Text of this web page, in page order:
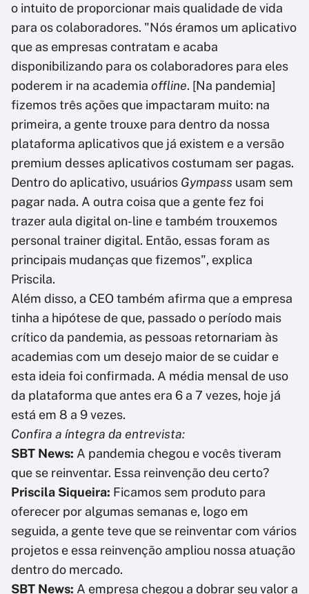
o intuito de proporcionar mais qualidade de vida
para os colaboradores. "Nós éramos um aplicativo
que as empresas contratam e acaba
disponibilizando para os colaboradores para eles
poderem ir na academia offline. [Na pandemia]
fizemos três ações que impactaram muito: na
primeira, a gente trouxe para dentro da nossa
plataforma aplicativos que já existem e a versão
premium desses aplicativos costumam ser pagas.
Dentro do aplicativo, usuários Gympass usam sem
pagar nada. A outra coisa que a gente fez foi
trazer aula digital on-line e também trouxemos
personal trainer digital. Então, essas foram as
principais mudanças que fizemos", explica
Priscila.
Além disso, a CEO também afirma que a empresa
tinha a hipótese de que, passado o período mais
crítico da pandemia, as pessoas retornariam às
academias com um desejo maior de se cuidar e
esta ideia foi confirmada. A média mensal de uso
da plataforma que antes era 6 a 7 vezes, hoje já
está em 8 a 9 vezes.
Confira a íntegra da entrevista:
SBT News: A pandemia chegou e vocês tiveram
que se reinventar. Essa reinvenção deu certo?
Priscila Siqueira: Ficamos sem produto para
oferecer por algumas semanas e, logo em
seguida, a gente teve que se reinventar com vários
projetos e essa reinvenção ampliou nossa atuação
dentro do mercado.
SBT News: A empresa chegou a dobrar seu valor a